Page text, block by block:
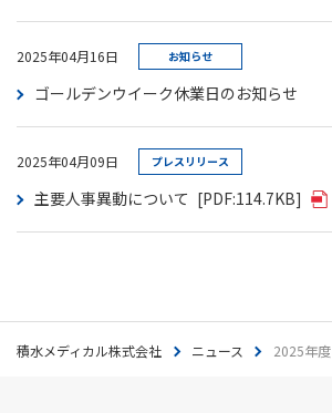
2025年04月16日 お知らせ
ゴールデンウイーク休業日のお知らせ
2025年04月09日 プレスリリース
主要人事異動について [PDF:114.7KB]
積水メディカル株式会社 ニュース 2025年度